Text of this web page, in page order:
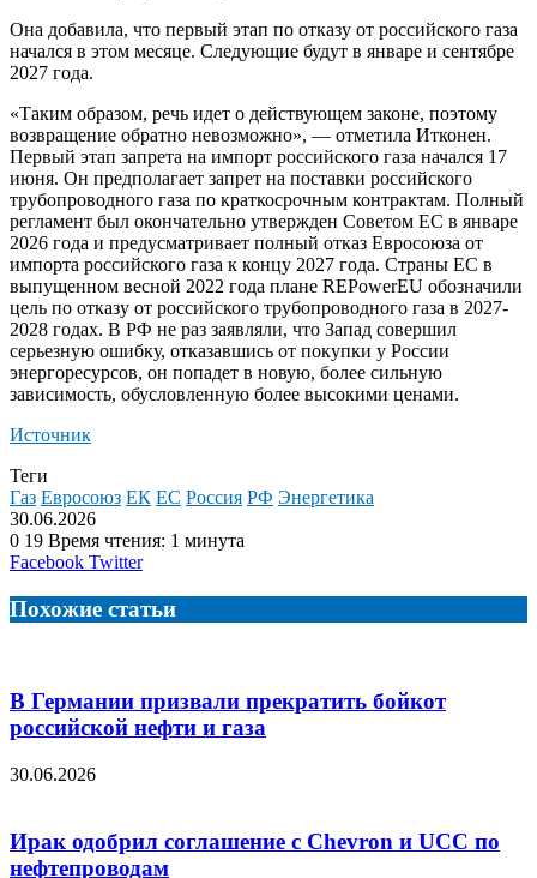
Она добавила, что первый этап по отказу от российского газа
начался в этом месяце. Следующие будут в январе и сентябре
2027 года.
«Таким образом, речь идет о действующем законе, поэтому
возвращение обратно невозможно», — отметила Итконен.
Первый этап запрета на импорт российского газа начался 17
июня. Он предполагает запрет на поставки российского
трубопроводного газа по краткосрочным контрактам. Полный
регламент был окончательно утвержден Советом ЕС в январе
2026 года и предусматривает полный отказ Евросоюза от
импорта российского газа к концу 2027 года. Страны ЕС в
выпущенном весной 2022 года плане REPowerEU обозначили
цель по отказу от российского трубопроводного газа в 2027-
2028 годах. В РФ не раз заявляли, что Запад совершил
серьезную ошибку, отказавшись от покупки у России
энергоресурсов, он попадет в новую, более сильную
зависимость, обусловленную более высокими ценами.
Источник
Теги
Газ Евросоюз ЕК ЕС Россия РФ Энергетика
30.06.2026
0 19 Время чтения: 1 минута
Facebook TwitterLinkedIn
Tumblr
Reddit
Вконтакте
Одноклассники
Skype
Messenger
Messenger
WhatsApp
Telegram
Viber
Line
Поделиться
электронную
почту
Похожие статьи
В Германии призвали прекратить бойкот
российской нефти и газа
30.06.2026
Ирак одобрил соглашение с Chevron и UCC по
нефтепроводам